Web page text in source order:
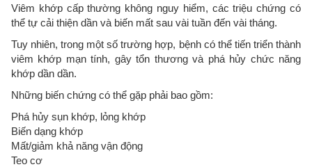
Viêm khớp cấp thường không nguy hiểm, các triệu chứng có
thể tự cải thiện dần và biến mất sau vài tuần đến vài tháng.
Tuy nhiên, trong một số trường hợp, bệnh có thể tiến triển thành
viêm khớp mạn tính, gây tổn thương và phá hủy chức năng
khớp dần dần.
Những biến chứng có thể gặp phải bao gồm:
Phá hủy sụn khớp, lỏng khớp
Biến dạng khớp
Mất/giảm khả năng vận động
Teo cơ